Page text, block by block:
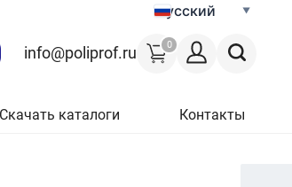
Русский
0
info@poliprof.ru
Скачать каталоги Контакты